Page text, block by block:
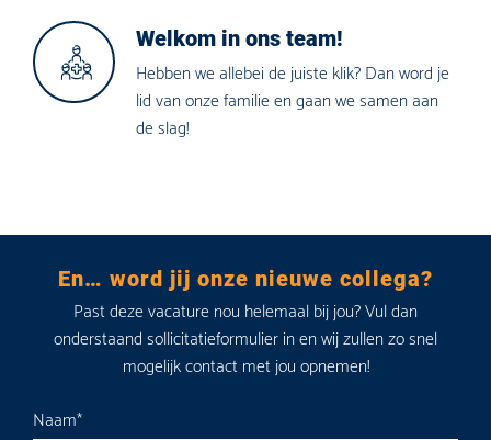
Welkom in ons team!
Hebben we allebei de juiste klik? Dan word je
lid van onze familie en gaan we samen aan
de slag!
En… word jij onze nieuwe collega?
Past deze vacature nou helemaal bij jou? Vul dan
onderstaand sollicitatieformulier in en wij zullen zo snel
mogelijk contact met jou opnemen!
Naam*